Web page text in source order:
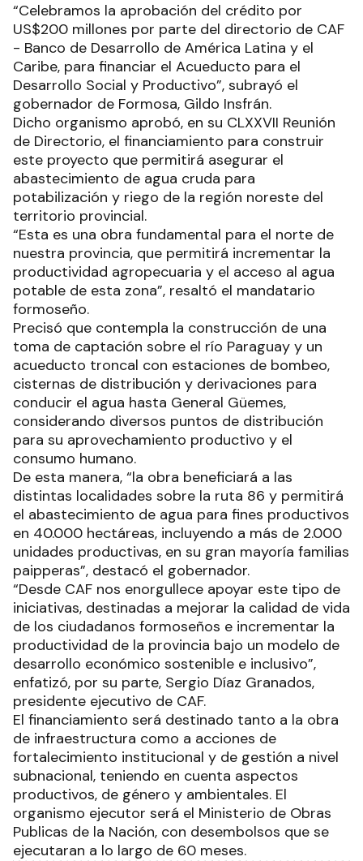
“Celebramos la aprobación del crédito por
US$200 millones por parte del directorio de CAF
- Banco de Desarrollo de América Latina y el
Caribe, para financiar el Acueducto para el
Desarrollo Social y Productivo”, subrayó el
gobernador de Formosa, Gildo Insfrán.
Dicho organismo aprobó, en su CLXXVII Reunión
de Directorio, el financiamiento para construir
este proyecto que permitirá asegurar el
abastecimiento de agua cruda para
potabilización y riego de la región noreste del
territorio provincial.
“Esta es una obra fundamental para el norte de
nuestra provincia, que permitirá incrementar la
productividad agropecuaria y el acceso al agua
potable de esta zona”, resaltó el mandatario
formoseño.
Precisó que contempla la construcción de una
toma de captación sobre el río Paraguay y un
acueducto troncal con estaciones de bombeo,
cisternas de distribución y derivaciones para
conducir el agua hasta General Güemes,
considerando diversos puntos de distribución
para su aprovechamiento productivo y el
consumo humano.
De esta manera, “la obra beneficiará a las
distintas localidades sobre la ruta 86 y permitirá
el abastecimiento de agua para fines productivos
en 40.000 hectáreas, incluyendo a más de 2.000
unidades productivas, en su gran mayoría familias
paipperas”, destacó el gobernador.
“Desde CAF nos enorgullece apoyar este tipo de
iniciativas, destinadas a mejorar la calidad de vida
de los ciudadanos formoseños e incrementar la
productividad de la provincia bajo un modelo de
desarrollo económico sostenible e inclusivo”,
enfatizó, por su parte, Sergio Díaz Granados,
presidente ejecutivo de CAF.
El financiamiento será destinado tanto a la obra
de infraestructura como a acciones de
fortalecimiento institucional y de gestión a nivel
subnacional, teniendo en cuenta aspectos
productivos, de género y ambientales. El
organismo ejecutor será el Ministerio de Obras
Publicas de la Nación, con desembolsos que se
ejecutaran a lo largo de 60 meses.